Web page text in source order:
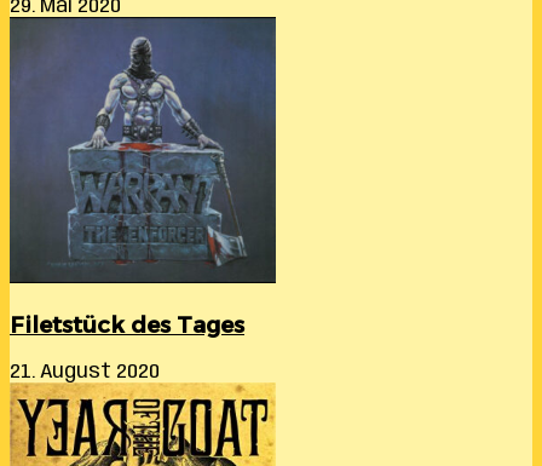
29. Mai 2020
Filetstück des Tages
21. August 2020